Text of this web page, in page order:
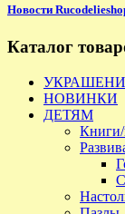
Новости
Каталог
НОВИНКИ
ДЕТЯМ
Книги/